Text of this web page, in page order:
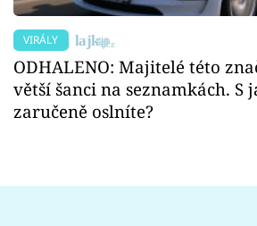
VIRÁLY
ODHALENO: Majitelé této
větší šanci na seznamkách. S
zaručeně oslníte?